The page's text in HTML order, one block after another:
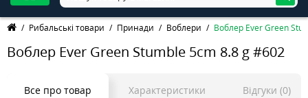
Рибальські товари Принади Воблери Воблер Ever Green
Воблер Ever Green Stumble 5cm 8.8 g #602
Все про товар Характеристики Відгуки (0)